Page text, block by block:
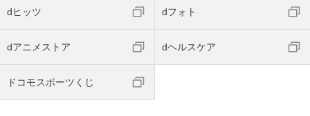
dヒッツ dフォト
dアニメストア dヘルスケア
ドコモスポーツくじ